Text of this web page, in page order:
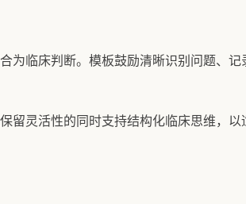
为临床判断。模板鼓励清晰识别问题、
留灵活性的同时支持结构化临床思维，